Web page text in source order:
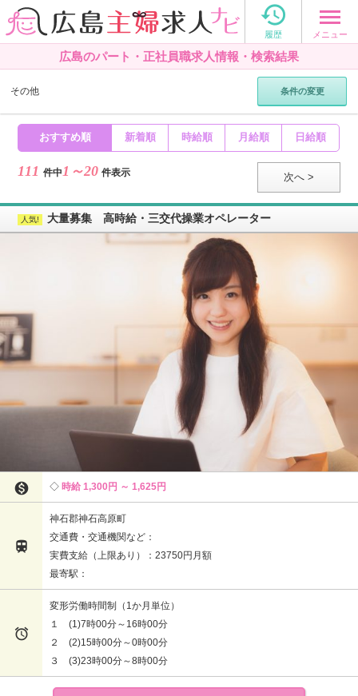

履歴 メニュー
広島のパート・正社員職求人情報・検索結果
その他 条件の変更
おすすめ順 新着順 時給順 月給順 日給順
111 件中 1～20 件表示 次へ >
大量募集 高時給・三交代操業オペレーター
 時給 1,300円 ～ 1,625円

神石郡神石高原町
交通費・交通機関など：
実費支給（上限あり）：23750円月額
最寄駅：

変形労働時間制（1か月単位）
１ (1)7時00分～16時00分
２ (2)15時00分～0時00分
３ (3)23時00分～8時00分